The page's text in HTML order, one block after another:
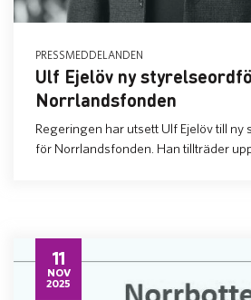
PRESSMEDDELANDEN
Ulf Ejelöv ny
Norrlandsfonden
Regeringen har utsett Ulf Ejelöv till
för Norrlandsfonden. Han tillträder
11
NOV
2025